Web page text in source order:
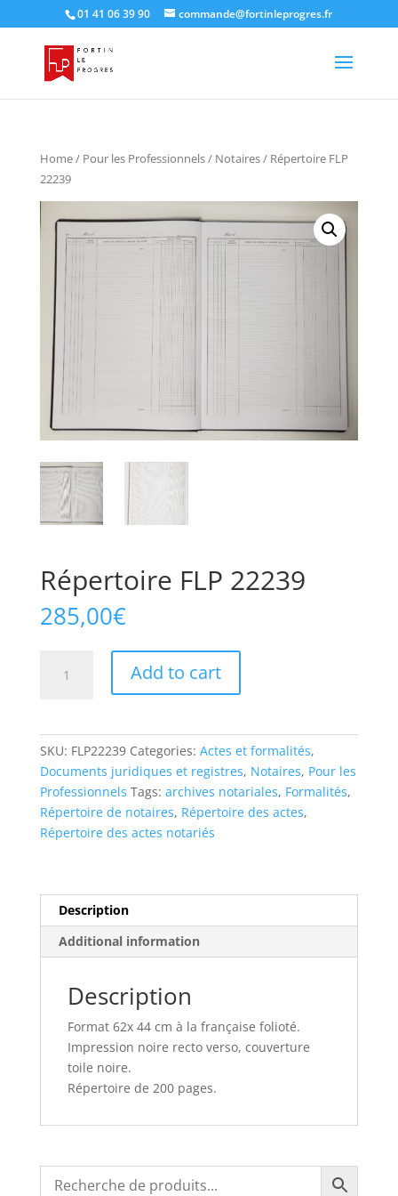
01 41 06 39 90 commande@fortinleprogres.fr
Home/ Pour les Professionnels/ Notaires/ Répertoire FLP
22239
Répertoire FLP 22239
285,00€
Add to cart
SKU: FLP22239 Categories: Actes et formalités,
Documents juridiques et registres, Notaires, Pour les
Professionnels Tags: archives notariales, Formalités,
Répertoire de notaires, Répertoire des actes,
Répertoire des actes notariés
Description
Additional information
Description
Format 62x 44 cm à la française folioté.
Impression noire recto verso, couverture
toile noire.
Répertoire de 200 pages.